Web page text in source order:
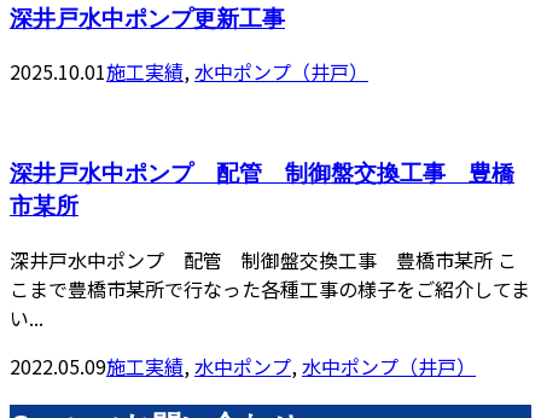
深井戸水中ポンプ更新工事
2025.10.01施工実績,水中ポンプ（井戸）
深井戸水中ポンプ 配管 制御盤交換工事 豊橋
市某所
深井戸水中ポンプ 配管 制御盤交換工事 豊橋市某所 こ
こまで豊橋市某所で行なった各種工事の様子をご紹介してま
い...
2022.05.09施工実績, 水中ポンプ, 水中ポンプ（井戸）